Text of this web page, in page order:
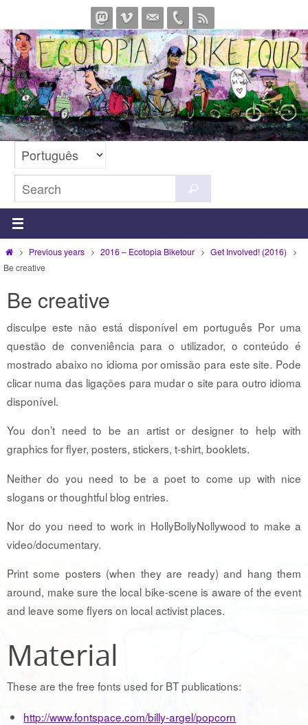
to
content
for:
HomePrevious years 2016 – Ecotopia Biketour
Get Involved! (2016)
Be creative
Be creative
disculpe este não está disponível em português Por uma
questão de conveniência para o utilizador, o conteúdo é
mostrado abaixo no idioma por omissão para este site. Pode
clicar numa das ligações para mudar o site para outro idioma
disponível.
You don’t need to be an artist or designer to help with
graphics for flyer, posters, stickers, t-shirt, booklets.
Neither do you need to be a poet to come up with nice
slogans or thoughtful blog entries.
Nor do you need to work in HollyBollyNollywood to make a
video/documentary.
Print some posters (when they are ready) and hang them
around, make sure the local bike-scene is aware of the event
and leave some flyers on local activist places.
Material
These are the free fonts used for BT publications:
http://www.fontspace.com/billy-argel/popcorn